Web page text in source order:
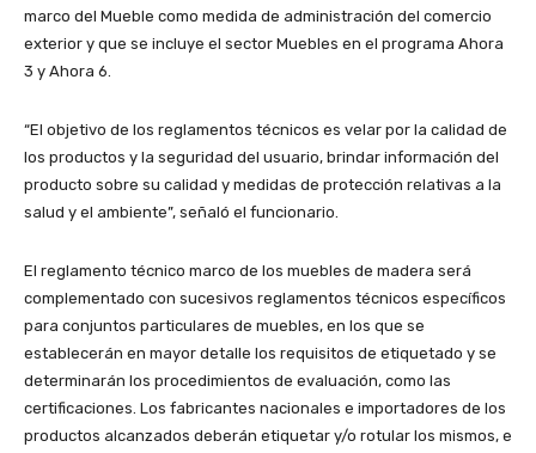
marco del Mueble como medida de administración del comercio
exterior y que se incluye el sector Muebles en el programa Ahora
3 y Ahora 6.
“El objetivo de los reglamentos técnicos es velar por la calidad de
los productos y la seguridad del usuario, brindar información del
producto sobre su calidad y medidas de protección relativas a la
salud y el ambiente”, señaló el funcionario.
El reglamento técnico marco de los muebles de madera será
complementado con sucesivos reglamentos técnicos específicos
para conjuntos particulares de muebles, en los que se
establecerán en mayor detalle los requisitos de etiquetado y se
determinarán los procedimientos de evaluación, como las
certificaciones. Los fabricantes nacionales e importadores de los
productos alcanzados deberán etiquetar y/o rotular los mismos, e